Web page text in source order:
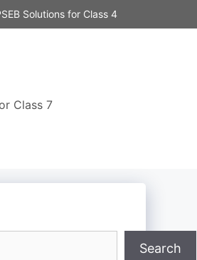
Solutions for Class 4
Class 7
Search